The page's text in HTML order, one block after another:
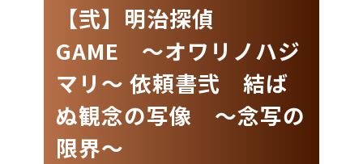
【弐】明治探偵
GAME 〜オワリノハジ
マリ〜 依頼書弐 結ば
ぬ観念の写像 〜念写の
限界〜